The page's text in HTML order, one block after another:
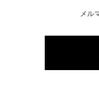
メル